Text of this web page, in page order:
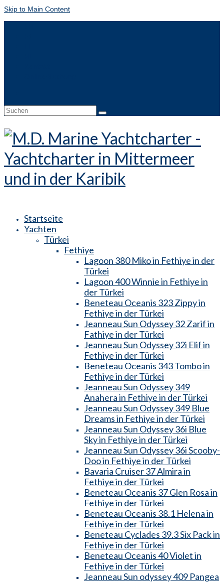
Skip to Main Content
Suche
Startseite
Yachten
Türkei
Fethiye
Lagoon 380 Miko in Fethiye in der
Türkei
Lagoon 400 Winnie in Fethiye in
der Türkei
Beneteau Oceanis 323 Zippy in
Fethiye in der Türkei
Jeanneau Sun Odyssey 32 Zarif in
Fathiye in der Türkei
Jeanneau Sun Odyssey 32i Elif in
Fethiye in der Türkei
Beneteau Oceanis 343 Tombo in
Fethiye in der Türkei
Jeanneau Sun Odyssey 349
Anahera in Fethiye in der Türkei
Jeanneau Sun Odyssey 349 Blue
Dreams in Fethiye in der Türkei
Jeanneau Sun Odyssey 36i Blue
Sky in Fethiye in der Türkei
Jeanneau Sun Odyssey 36i Scooby-
Doo in Fethiye in der Türkei
Bavaria Cruiser 37 Almira in
Fethiye in der Türkei
Beneteau Oceanis 37 Glen Rosa in
Fethiye in der Türkei
Beneteau Oceanis 38.1 Helena in
Fethiye in der Türkei
Beneteau Cyclades 39.3 Six Pack in
Fethiye in der Türkei
Beneteau Oceanis 40 Violet in
Fethiye in der Türkei
Jeanneau Sun odyssey 409 Pangea